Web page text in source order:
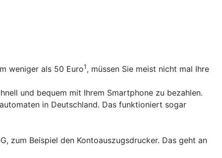
weniger als 50 Euro1 , müssen Sie meist nicht mal Ihre
und bequem mit Ihrem Smartphone zu bezahlen.
in Deutschland. Das funktioniert sogar
zum Beispiel den Kontoauszugsdrucker. Das geht an